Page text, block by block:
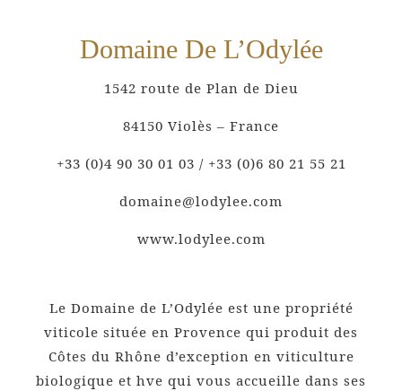
Domaine De L’Odylée
1542 route de Plan de Dieu
84150 Violès – France
+33 (0)4 90 30 01 03 / +33 (0)6 80 21 55 21
domaine@lodylee.com
www.lodylee.com
Le Domaine de L’Odylée est une propriété
viticole située en Provence qui produit des
Côtes du Rhône d’exception en viticulture
biologique et hve qui vous accueille dans ses